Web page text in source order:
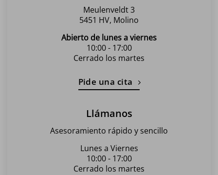
Meulenveldt 3
5451 HV, Molino
Abierto de lunes a viernes
10:00 - 17:00
Cerrado los martes
Pide una cita
Llámanos
Asesoramiento rápido y sencillo
Lunes a Viernes
10:00 - 17:00
Cerrado los martes